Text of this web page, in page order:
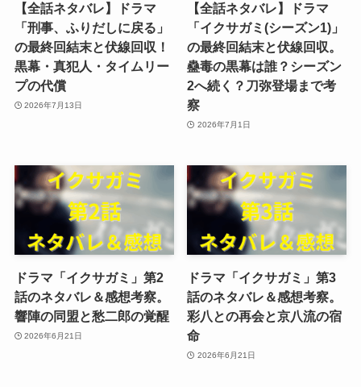
【全話ネタバレ】ドラマ
「刑事、ふりだしに戻る」
の最終回結末と伏線回収！
黒幕・真犯人・タイムリー
プの代償
2026年7月13日
【全話ネタバレ】ドラマ
「イクサガミ(シーズン1)」
の最終回結末と伏線回収。
蠱毒の黒幕は誰？シーズン
2へ続く？刀弥登場まで考
察
2026年7月1日
ドラマ「イクサガミ」第2
話のネタバレ＆感想考察。
響陣の同盟と愁二郎の覚醒
2026年6月21日
ドラマ「イクサガミ」第3
話のネタバレ＆感想考察。
彩八との再会と京八流の宿
命
2026年6月21日